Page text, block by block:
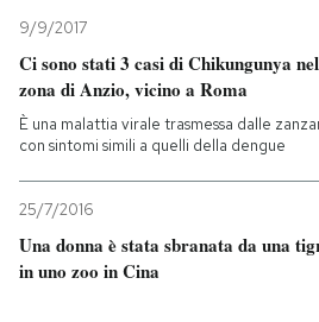
9/9/2017
Ci sono stati 3 casi di Chikungunya
zona di Anzio, vicino a Roma
È una malattia virale trasmessa dalle
con sintomi simili a quelli della dengue
25/7/2016
Una donna è stata sbranata da una
in uno zoo in Cina